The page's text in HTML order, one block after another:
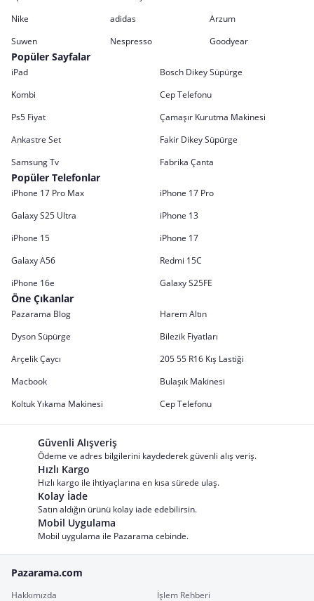
Nike
adidas
Arzum
Suwen
Nespresso Goodyear
Popüler Sayfalar
iPad
Bosch Dikey Süpürge
Kombi
Cep Telefonu
Ps5 Fiyat
Çamaşır Kurutma Makinesi
Ankastre Set
Fakir Dikey Süpürge
Samsung Tv
Fabrika Çanta
Popüler Telefonlar
iPhone 17 Pro Max
iPhone 17 Pro
Galaxy S25 Ultra
iPhone 13
iPhone 15
iPhone 17
Galaxy A56
Redmi 15C
iPhone 16e
Galaxy S25FE
Öne Çıkanlar
Pazarama Blog
Harem Altın
Dyson Süpürge
Bilezik Fiyatları
Arçelik Çaycı
205 55 R16 Kış Lastiği
Macbook
Bulaşık Makinesi
Koltuk Yıkama Makinesi
Cep Telefonu
Güvenli Alışveriş
Ödeme ve adres bilgilerini kaydederek güvenli alış veriş.
Hızlı Kargo
Hızlı kargo ile ihtiyaçlarına en kısa sürede ulaş.
Kolay İade
Satın aldığın ürünü kolay iade edebilirsin.
Mobil Uygulama
Mobil uygulama ile Pazarama cebinde.
Pazarama.com
Hakkımızda
İşlem Rehberi